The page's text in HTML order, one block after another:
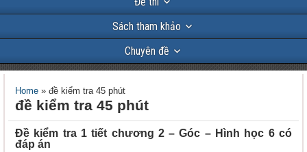
Sách tham khảo
Chuyên đề
Home » đề kiểm tra 45 phút
đề kiểm tra 45 phút
Đề kiểm tra 1 tiết chương 2 – Góc – Hình học 6 có
đáp án